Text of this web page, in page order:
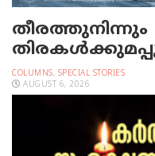
തീരത്തുനിന്നും
COLUMNS, SPECIAL STORIES
AUGUST 6, 2026